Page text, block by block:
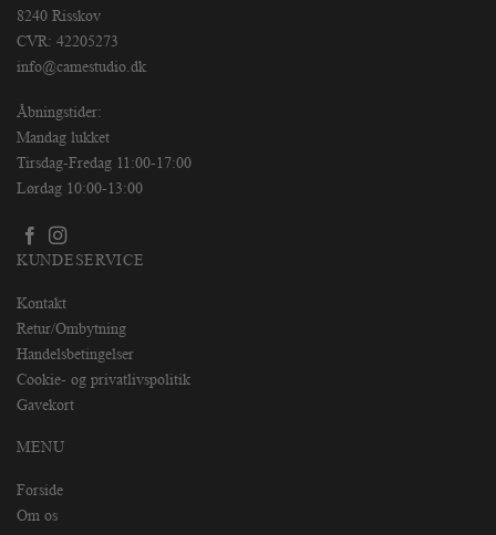
8240 Risskov
CVR: 42205273
info@camestudio.dk
Åbningstider:
Mandag lukket
Tirsdag-Fredag 11:00-17:00
Lørdag 10:00-13:00
KUNDESERVICE
Kontakt
Retur/Ombytning
Handelsbetingelser
Cookie- og privatlivspolitik
Gavekort
MENU
Forside
Om os